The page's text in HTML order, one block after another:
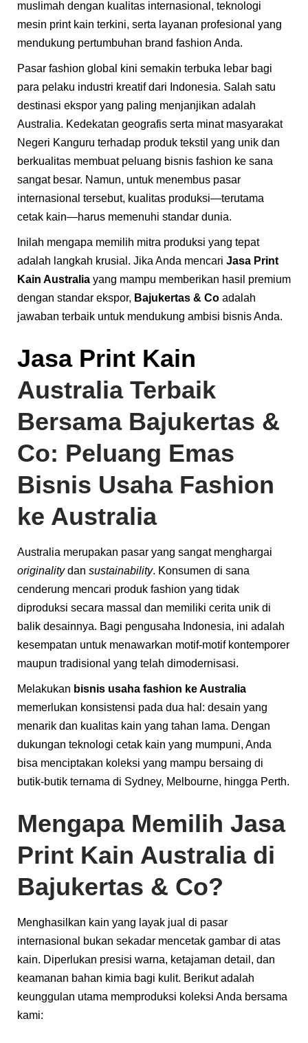
muslimah dengan kualitas internasional, teknologi
mesin print kain terkini, serta layanan profesional yang
mendukung pertumbuhan brand fashion Anda.
Pasar fashion global kini semakin terbuka lebar bagi
para pelaku industri kreatif dari Indonesia. Salah satu
destinasi ekspor yang paling menjanjikan adalah
Australia. Kedekatan geografis serta minat masyarakat
Negeri Kanguru terhadap produk tekstil yang unik dan
berkualitas membuat peluang bisnis fashion ke sana
sangat besar. Namun, untuk menembus pasar
internasional tersebut, kualitas produksi—terutama
cetak kain—harus memenuhi standar dunia.
Inilah mengapa memilih mitra produksi yang tepat
adalah langkah krusial. Jika Anda mencari Jasa Print
Kain Australia yang mampu memberikan hasil premium
dengan standar ekspor, Bajukertas & Co adalah
jawaban terbaik untuk mendukung ambisi bisnis Anda.
Jasa Print Kain
Australia Terbaik
Bersama Bajukertas &
Co: Peluang Emas
Bisnis Usaha Fashion
ke Australia
Australia merupakan pasar yang sangat menghargai
originalitydan sustainability. Konsumen di sana
cenderung mencari produk fashion yang tidak
diproduksi secara massal dan memiliki cerita unik di
balik desainnya. Bagi pengusaha Indonesia, ini adalah
kesempatan untuk menawarkan motif-motif kontemporer
maupun tradisional yang telah dimodernisasi.
Melakukan bisnis usaha fashion ke Australia
memerlukan konsistensi pada dua hal: desain yang
menarik dan kualitas kain yang tahan lama. Dengan
dukungan teknologi cetak kain yang mumpuni, Anda
bisa menciptakan koleksi yang mampu bersaing di
butik-butik ternama di Sydney, Melbourne, hingga Perth.
Mengapa Memilih Jasa
Print Kain Australia di
Bajukertas & Co?
Menghasilkan kain yang layak jual di pasar
internasional bukan sekadar mencetak gambar di atas
kain. Diperlukan presisi warna, ketajaman detail, dan
keamanan bahan kimia bagi kulit. Berikut adalah
keunggulan utama memproduksi koleksi Anda bersama
kami: